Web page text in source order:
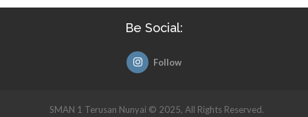
Be Social:
Follow
SMAN 1 Terusan Nunyai © 2025, All Rights Reserved.